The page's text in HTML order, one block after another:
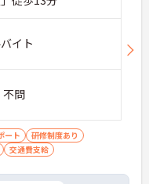
イト
問
ート
研修制度あり
交通費支給